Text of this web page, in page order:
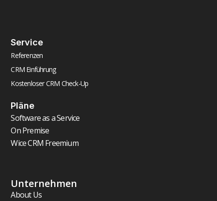
Service
Referenzen
CRM Einführung
Kostenloser CRM Check-Up
Pläne
Software as a Service
On Premise
Wice CRM Freemium
Unternehmen
About Us